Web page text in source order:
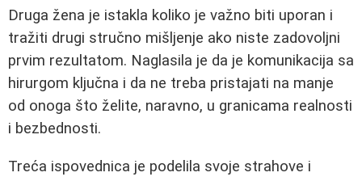
Druga žena je istakla koliko je važno biti uporan i
tražiti drugi stručno mišljenje ako niste zadovoljni
prvim rezultatom. Naglasila je da je komunikacija sa
hirurgom ključna i da ne treba pristajati na manje
od onoga što želite, naravno, u granicama realnosti
i bezbednosti.
Treća ispovednica je podelila svoje strahove i